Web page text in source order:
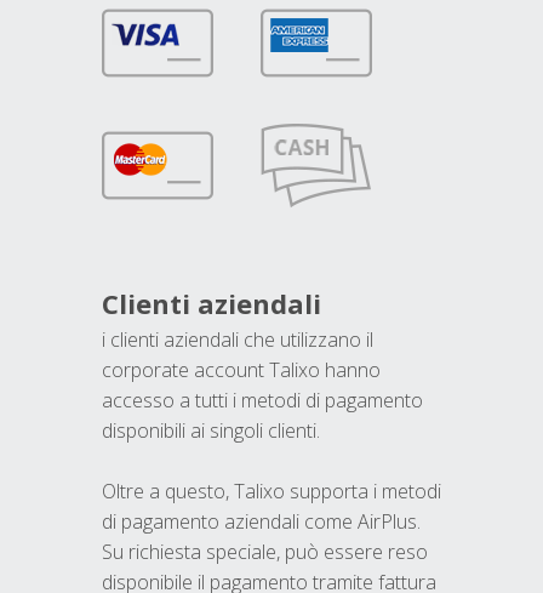
Clienti aziendali
i clienti aziendali che utilizzano il
corporate account Talixo hanno
accesso a tutti i metodi di pagamento
disponibili ai singoli clienti.
Oltre a questo, Talixo supporta i metodi
di pagamento aziendali come AirPlus.
Su richiesta speciale, può essere reso
disponibile il pagamento tramite fattura